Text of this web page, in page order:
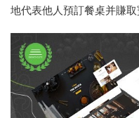
地代表他人預訂餐桌并賺